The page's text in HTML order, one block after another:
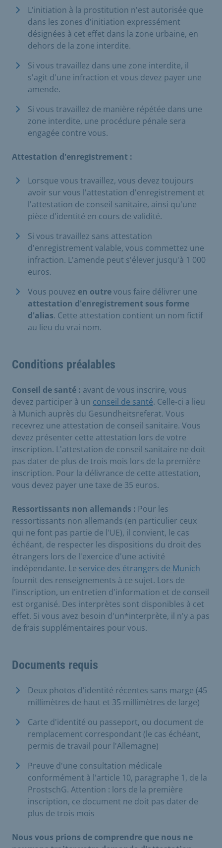
L'initiation à la prostitution n'est autorisée que
dans les zones d'initiation expressément
désignées à cet effet dans la zone urbaine, en
dehors de la zone interdite.
Si vous travaillez dans une zone interdite, il
s'agit d'une infraction et vous devez payer une
amende.
Si vous travaillez de manière répétée dans une
zone interdite, une procédure pénale sera
engagée contre vous.
Attestation d'enregistrement :
Lorsque vous travaillez, vous devez toujours
avoir sur vous l'attestation d'enregistrement et
l'attestation de conseil sanitaire, ainsi qu'une
pièce d'identité en cours de validité.
Si vous travaillez sans attestation
d'enregistrement valable, vous commettez une
infraction. L'amende peut s'élever jusqu'à 1 000
euros.
Vous pouvez en outrevous faire délivrer une
attestation d'enregistrement sous forme
d'alias. Cette attestation contient un nom fictif
au lieu du vrai nom.
Conditions préalables
Conseil de santé : avant de vous inscrire, vous
devez participer à un conseil de santé. Celle-ci a lieu
à Munich auprès du Gesundheitsreferat. Vous
recevrez une attestation de conseil sanitaire. Vous
devez présenter cette attestation lors de votre
inscription. L'attestation de conseil sanitaire ne doit
pas dater de plus de trois mois lors de la première
inscription. Pour la délivrance de cette attestation,
vous devez payer une taxe de 35 euros.
Ressortissants non allemands : Pour les
ressortissants non allemands (en particulier ceux
qui ne font pas partie de l'UE), il convient, le cas
échéant, de respecter les dispositions du droit des
étrangers lors de l'exercice d'une activité
indépendante. Le service des étrangers de Munich
fournit des renseignements à ce sujet. Lors de
l'inscription, un entretien d'information et de conseil
est organisé. Des interprètes sont disponibles à cet
effet. Si vous avez besoin d'un*interprète, il n'y a pas
de frais supplémentaires pour vous.
Documents requis
Deux photos d'identité récentes sans marge (45
millimètres de haut et 35 millimètres de large)
Carte d'identité ou passeport, ou document de
remplacement correspondant (le cas échéant,
permis de travail pour l'Allemagne)
Preuve d'une consultation médicale
conformément à l'article 10, paragraphe 1, de la
ProstschG. Attention : lors de la première
inscription, ce document ne doit pas dater de
plus de trois mois
Nous vous prions de comprendre que nous ne